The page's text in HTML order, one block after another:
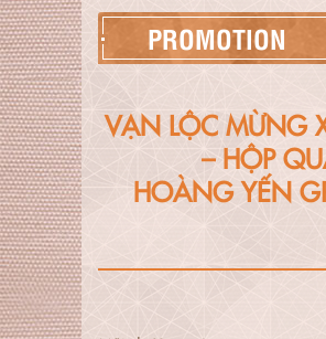
PROMOTION
VẠN LỘC MỪNG
– HỘP
HOÀNG YẾN